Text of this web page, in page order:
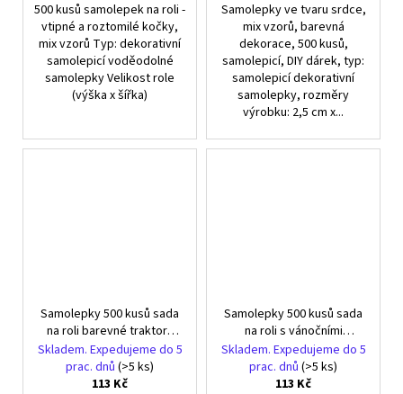
500 kusů samolepek na roli -
vtipné a roztomilé kočky,
mix vzorů Typ: dekorativní
samolepicí voděodolné
samolepky Velikost role
(výška x šířka)
Samolepky ve tvaru srdce,
mix vzorů, barevná
dekorace, 500 kusů,
samolepicí, DIY dárek, typ:
samolepicí dekorativní
samolepky, rozměry
výrobku: 2,5 cm x...
Samolepky 500 kusů sada
na roli barevné traktory
pro děti
Skladem. Expedujeme do 5
prac. dnů (>5 ks)
113 Kč
Samolepky 500 kusů sada
na roli s vánočními
animovanými zvířátky
Skladem. Expedujeme do 5
prac. dnů (>5 ks)
113 Kč